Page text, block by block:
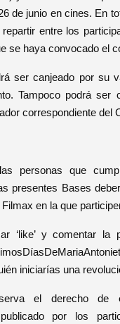
de junio en cines. En
entre los
se haya convocado el
ser canjeado por su
Tampoco podrá ser
correspondiente del
personas que
presentes Bases
en la que
‘like’ y comentar la
iniciarías una
el derecho de
publicado por los